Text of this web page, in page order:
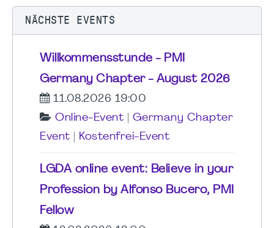
NÄCHSTE EVENTS
Willkommensstunde - PMI
Germany Chapter - August 2026
11.08.2026 19:00
Online-Event
Germany Chapter
Event
Kostenfrei-Event
LGDA online event: Believe in your
Profession by Alfonso Bucero, PMI
Fellow